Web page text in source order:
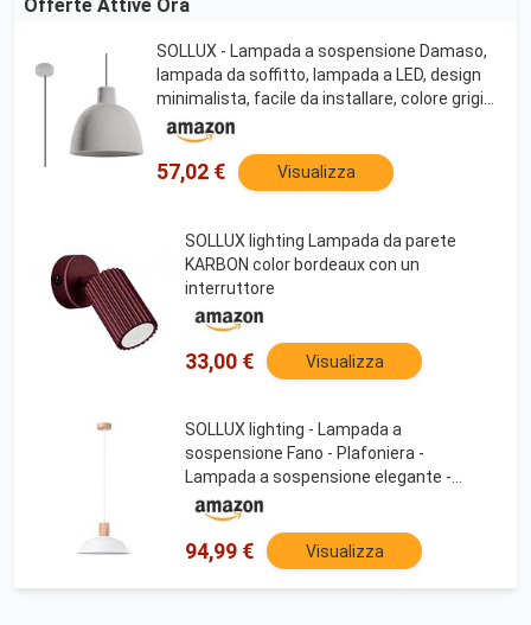
Offerte Attive Ora
SOLLUX - Lampada a sospensione Damaso,
lampada da soffitto, lampada a LED, design
minimalista, facile da installare, colore grigio,
28 x 28 x 128 cm
57,02 € Visualizza
SOLLUX lighting Lampada da parete
KARBON color bordeaux con un
interruttore
33,00 € Visualizza
SOLLUX lighting - Lampada a
sospensione Fano - Plafoniera -
Lampada a sospensione elegante -
Lunga durata - Design accattivante -
Materiale acciaio - E27, 1x max 15W LED,
~230V, 50Hz - Bianco
94,99 € Visualizza